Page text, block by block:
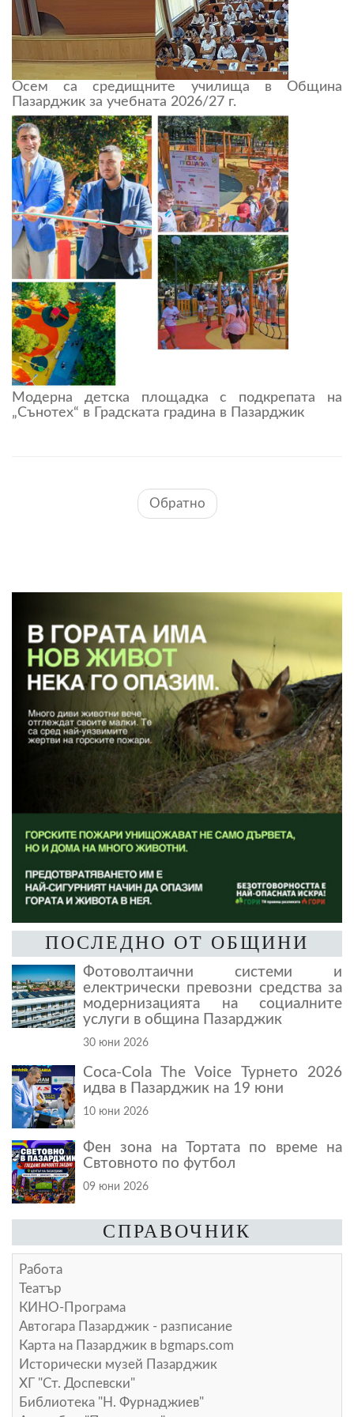
Осем са средищните училища в Община
Пазарджик за учебната 2026/27 г.
Модерна детска площадка с подкрепата на
„Сънотех“ в Градската градина в Пазарджик
Обратно
ПОСЛЕДНО ОТ ОБЩИНИ
Фотоволтаични системи и
електрически превозни средства за
модернизацията на социалните
услуги в община Пазарджик
30 юни 2026
Coca-Cola The Voice Турнето 2026
идва в Пазарджик на 19 юни
10 юни 2026
Фен зона на Тортата по време на
Свтовното по футбол
09 юни 2026
СПРАВОЧНИК
Работа
Театър
КИНО-Програма
Автогара Пазарджик - разписание
Карта на Пазарджик в bgmaps.com
Исторически музей Пазарджик
ХГ "Ст. Доспевски"
Библиотека "Н. Фурнаджиев"